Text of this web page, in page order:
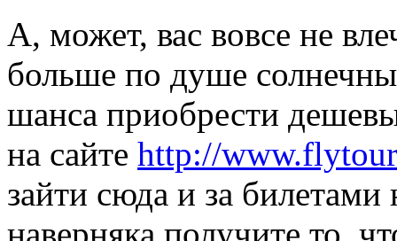
А, может, вас вовсе не
больше по душе
шанса приобрести
на сайте http://
зайти сюда и за билетами
наверняка получите то,